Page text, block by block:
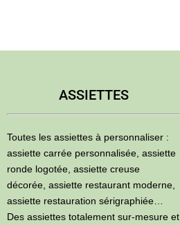
ASSIETTES
Toutes les assiettes à personnaliser :
assiette carrée personnalisée, assiette
ronde logotée, assiette creuse
décorée, assiette restaurant moderne,
assiette restauration sérigraphiée…
Des assiettes totalement sur-mesure et